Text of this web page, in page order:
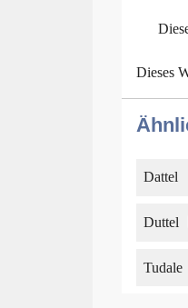
Dieses
Dattel
Duttel
Tudale